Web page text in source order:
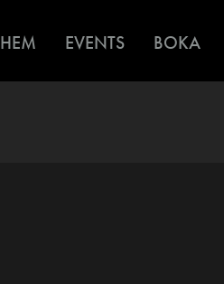
HEM EVENTS BOKA